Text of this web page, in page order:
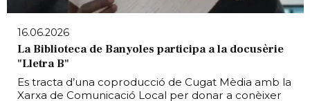
16.06.2026
La Biblioteca de Banyoles participa a la docusèrie
"Lletra B"
Es tracta d’una coproducció de Cugat Mèdia amb la
Xarxa de Comunicació Local per donar a conèixer